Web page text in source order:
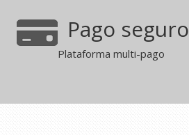
Pago seguro
Plataforma multi-pago